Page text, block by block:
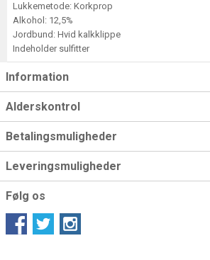
Lukkemetode: Korkprop
Alkohol: 12,5%
Jordbund: Hvid kalkklippe
Indeholder sulfitter
Information
Alderskontrol
Betalingsmuligheder
Leveringsmuligheder
Følg os